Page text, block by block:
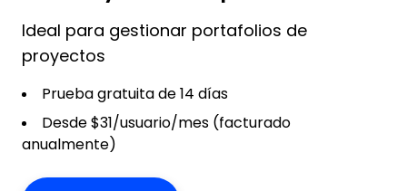
Ideal para gestionar portafolios de
proyectos
Prueba gratuita de 14 días
Desde $31/usuario/mes (facturado
anualmente)